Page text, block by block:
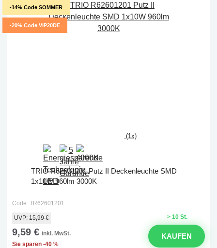
-14% Code SOMMER
-20% Code VIP20DE
(1x)
TRIO R62601201 Putz II Deckenleuchte SMD
1x10W 960lm 3000K
Code: TR62601201
> 10 St.
UVP: 15,99 €
9,59 € inkl. MwSt.
Sie sparen -40 %
KAUFEN